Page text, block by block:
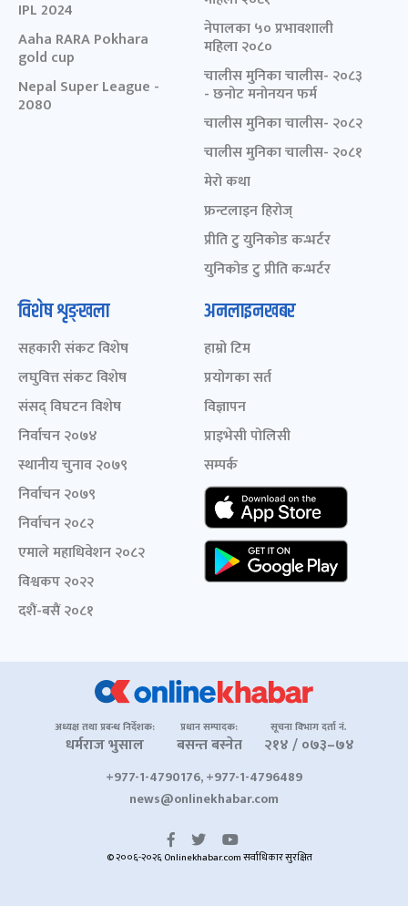
IPL 2024
Aaha RARA Pokhara
gold cup
Nepal Super League -
2080
नेपालका ५० प्रभावशाली
महिला २०८०
चालीस मुनिका चालीस- २०८३
- छनोट मनोनयन फर्म
चालीस मुनिका चालीस- २०८२
चालीस मुनिका चालीस- २०८१
मेरो कथा
फ्रन्टलाइन हिरोज्
प्रीति टु युनिकोड कन्भर्टर
युनिकोड टु प्रीति कन्भर्टर
विशेष शृङ्खला
सहकारी संकट विशेष
लघुवित्त संकट विशेष
संसद् विघटन विशेष
निर्वाचन २०७४
स्थानीय चुनाव २०७९
निर्वाचन २०७९
निर्वाचन २०८२
एमाले महाधिवेशन २०८२
विश्वकप २०२२
दशैं-बसैं २०८१
अनलाइनखबर
हाम्रो टिम
प्रयोगका सर्त
विज्ञापन
प्राइभेसी पोलिसी
सम्पर्क
अध्यक्ष तथा प्रबन्ध निर्देशक:
धर्मराज भुसाल
प्रधान सम्पादक:
बसन्त बस्नेत
सूचना विभाग दर्ता नं.
२१४ / ०७३–७४
+977-1-4790176, +977-1-4796489
news@onlinekhabar.com
© २००६-२०२६ Onlinekhabar.com सर्वाधिकार सुरक्षित